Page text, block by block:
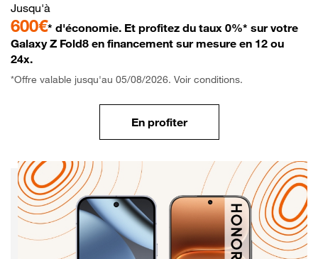
Jusqu'à
600€* d'économie. Et profitez du taux 0%* sur votre
Galaxy Z Fold8 en financement sur mesure en 12 ou
24x.
*Offre valable jusqu'au 05/08/2026. Voir conditions.
En profiter